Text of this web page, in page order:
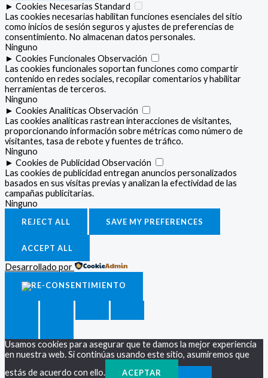
► Cookies Necesarias Standard
Las cookies necesarias habilitan funciones esenciales del sitio
como inicios de sesión seguros y ajustes de preferencias de
consentimiento. No almacenan datos personales.
Ninguno
► Cookies Funcionales Observación
Las cookies funcionales soportan funciones como compartir
contenido en redes sociales, recopilar comentarios y habilitar
herramientas de terceros.
Ninguno
► Cookies Analíticas Observación
Las cookies analíticas rastrean interacciones de visitantes,
proporcionando información sobre métricas como número de
visitantes, tasa de rebote y fuentes de tráfico.
Ninguno
► Cookies de Publicidad Observación
Las cookies de publicidad entregan anuncios personalizados
basados en sus visitas previas y analizan la efectividad de las
campañas publicitarias.
Ninguno
REJECT ALL SAVE MY PREFERENCES
ACCEPT ALL
Desarrollado por
Usamos cookies para asegurar que te damos la mejor experiencia
en nuestra web. Si continúas usando este sitio, asumiremos que
estás de acuerdo con ello.
ACEPTAR